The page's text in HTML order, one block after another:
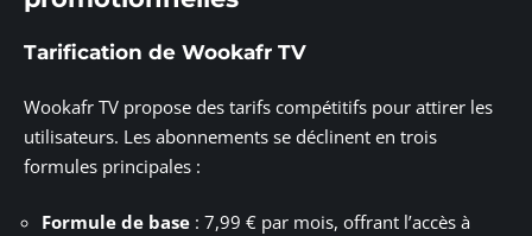
Tarification de Wookafr TV
Wookafr TV propose des tarifs compétitifs pour attirer les
utilisateurs. Les abonnements se déclinent en trois
formules principales :
Formule de base : 7,99 € par mois, offrant l’accès à